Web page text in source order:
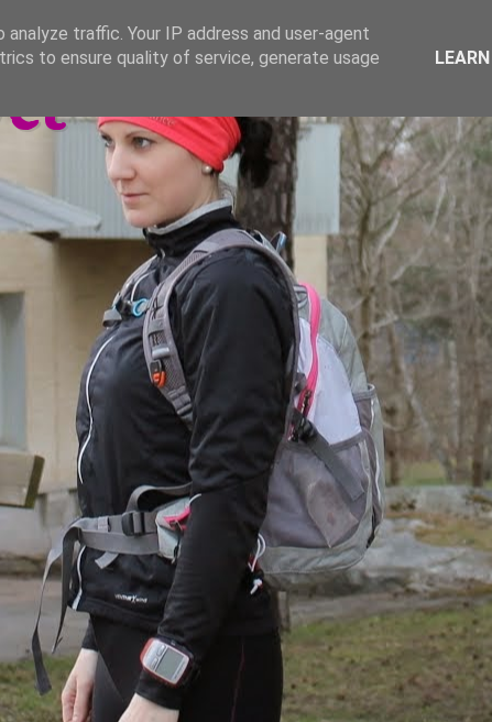
traffic. Your IP address and user-agent
to ensure quality of service, generate usage